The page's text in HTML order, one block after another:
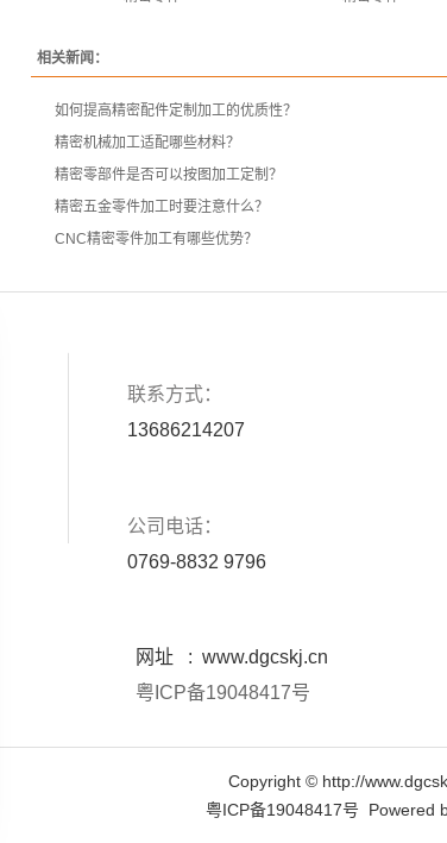
相关新闻：
如何提高精密配件定制加工的优质性？
精密机械加工适配哪些材料？
精密零部件是否可以按图加工定制？
精密五金零件加工时要注意什么？
CNC精密零件加工有哪些优势？
联系方式：
13686214207
公司电话：
0769-8832 9796
网址 : www.dgcskj.cn
粤ICP备19048417号
Copyright © http://
粤ICP备19048417号 Powered